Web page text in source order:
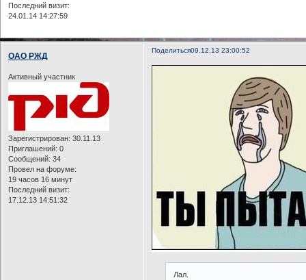
Последний визит:
24.01.14 14:27:59
Поделиться09.12.13 23:00:52
ОАО РЖД
Активный участник
Зарегистрирован: 30.11.13
Приглашений: 0
Сообщений: 34
Провел на форуме:
19 часов 16 минут
Последний визит:
17.12.13 14:51:32
Лал.